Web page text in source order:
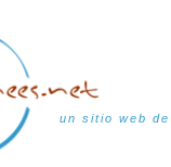
un sitio web